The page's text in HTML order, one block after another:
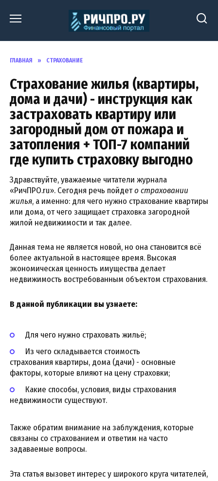
ГЛАВНАЯ » СТРАХОВАНИЕ
Страхование жилья (квартиры,
дома и дачи) - инструкция как
застраховать квартиру или
загородный дом от пожара и
затопления + ТОП-7 компаний
где купить страховку выгодно
Здравствуйте, уважаемые читатели журнала
«РичПРО.ru». Сегодня речь пойдето страховании
жилья, а именно: для чего нужно страхование квартиры
или дома, от чего защищает страховка загородной
жилой недвижимости и так далее.
Данная тема не является новой, но она становится всё
более актуальной в настоящее время. Высокая
экономическая ценность имущества делает
недвижимость востребованным объектом страхования.
В данной публикации вы узнаете:
Для чего нужно страховать жильё;
Из чего складывается стоимость
страхования квартиры, дома (дачи) - основные
факторы, которые влияют на цену страховки;
Какие способы, условия, виды страхования
недвижимости существуют.
Также обратим внимание на заблуждения, которые
связаны со страхованием и ответим на часто
задаваемые вопросы.
Эта статья вызовет интерес у широкого круга читателей,